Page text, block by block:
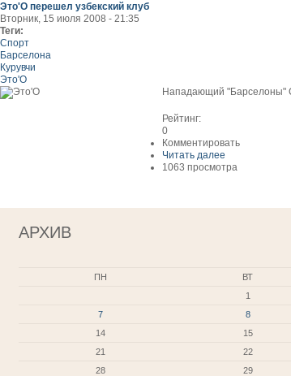
Это'О перешел узбекский клуб
Вторник, 15 июля 2008 - 21:35
Теги:
Спорт
Барселона
Курувчи
Это'О
Нападающий "Барселоны"
Рейтинг:
0
Комментировать
Читать далее
1063 просмотра
АРХИВ
ПН
ВТ
1
7
8
14
15
21
22
28
29